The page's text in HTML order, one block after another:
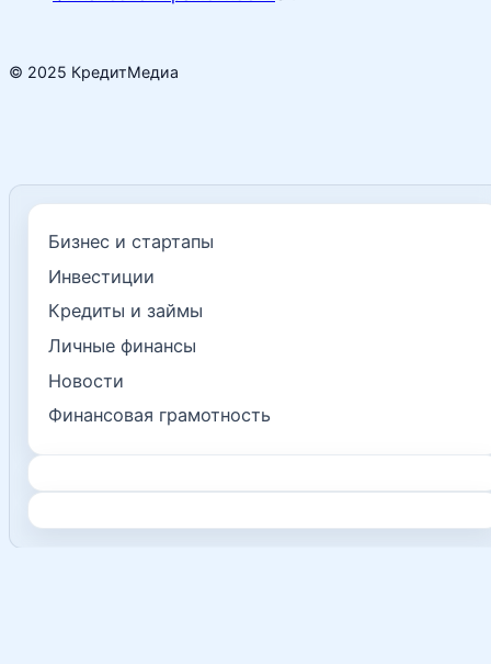
© 2025 КредитМедиа
Бизнес и стартапы
Инвестиции
Кредиты и займы
Личные финансы
Новости
Финансовая грамотность